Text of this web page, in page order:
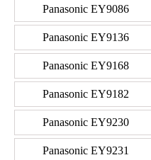
Panasonic EY9086
Panasonic EY9136
Panasonic EY9168
Panasonic EY9182
Panasonic EY9230
Panasonic EY9231